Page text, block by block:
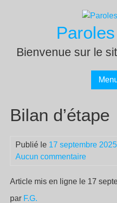
Bienvenue sur le
Bilan d’étape
Publié le 17 septembre 2025
Aucun commentaire
Article mis en ligne le 17
par F.G.